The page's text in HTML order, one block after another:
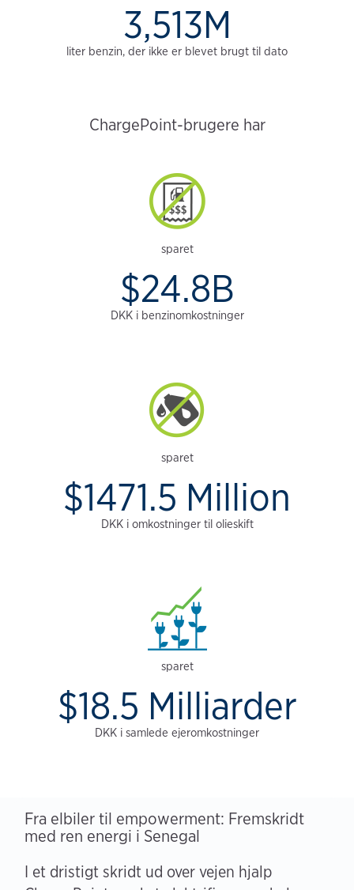
3,513M
liter benzin, der ikke er blevet brugt til dato
ChargePoint-brugere har
sparet
$24.8B
DKK i benzinomkostninger
sparet
$1471.5 Million
DKK i omkostninger til olieskift
sparet
$18.5 Milliarder
DKK i samlede ejeromkostninger
Fra elbiler til empowerment: Fremskridt
med ren energi i Senegal
I et dristigt skridt ud over vejen hjalp